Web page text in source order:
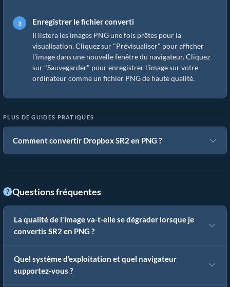
Enregistrer le fichier converti
Il listera les images PNG une fois prêtes pour la
visualisation. Cliquez sur "Prévisualiser" pour afficher
l'image dans une nouvelle fenêtre du navigateur. Cliquez
sur "Sauvegarder" pour enregistrer l'image sur votre
ordinateur comme un fichier PNG de haute qualité.
PLUS DE GUIDES PRATIQUES
Comment convertir Dropbox SR2 en PNG ?
Questions fréquentes
La qualité de l'image va-t-elle se dégrader lorsque je
convertis SR2 en PNG ?
Quel système d’exploitation et quel navigateur
supportez-vous ?